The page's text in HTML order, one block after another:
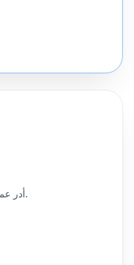
أدر عملاء متعددين بسلاسة مع أدوات التعاون.